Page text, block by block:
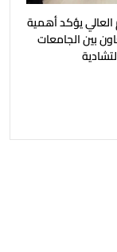
العالي يؤكد أهمية
بين الجامعات